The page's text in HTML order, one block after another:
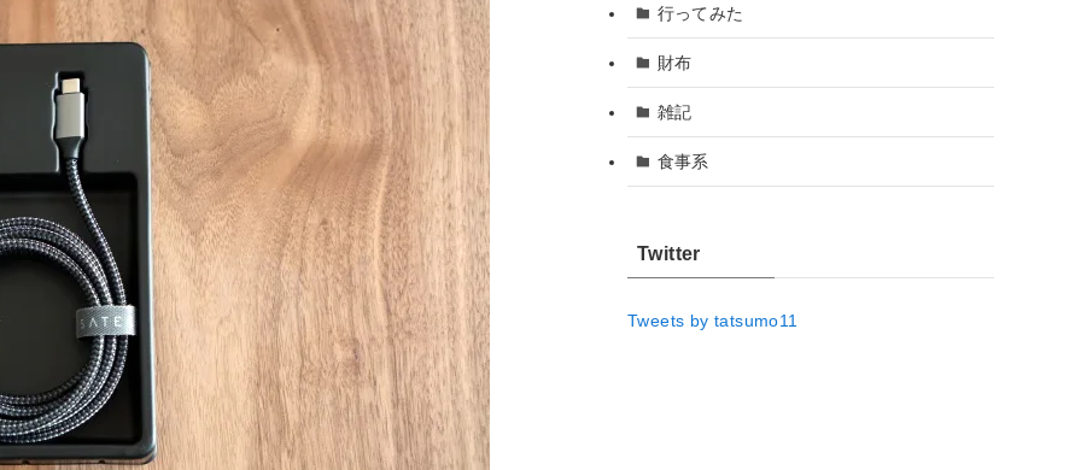
行ってみた
財布
雑記
食事系
Twitter
Tweets by tatsumo11